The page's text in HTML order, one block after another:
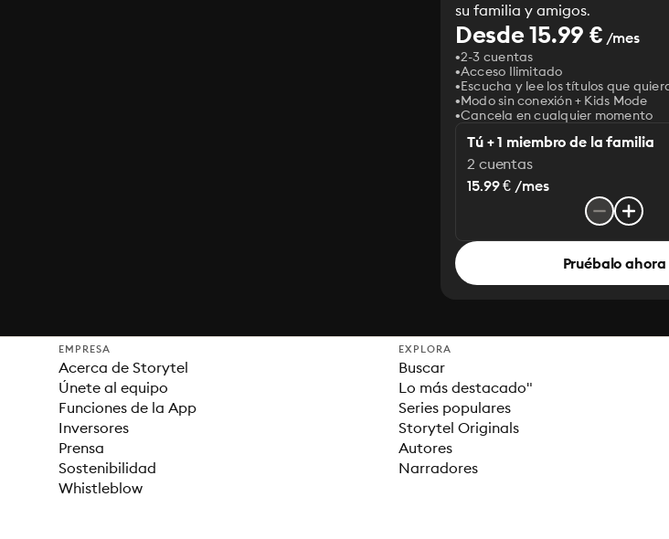
su familia y amigos.
Desde 15.99 €/mes
2-3 cuentas
Acceso Ilimitado
Escucha y lee los títulos que
Modo sin conexión + Kids Mode
Cancela en cualquier momento
Tú + 1 miembro de la familia
2 cuentas
15.99 € /mes
Pruébalo ahora
EMPRESA
Acerca de Storytel
Únete al equipo
Funciones de la App
Inversores
Prensa
Sostenibilidad
Whistleblow
EXPLORA
Buscar
Lo más destacado"
Series populares
Storytel Originals
Autores
Narradores